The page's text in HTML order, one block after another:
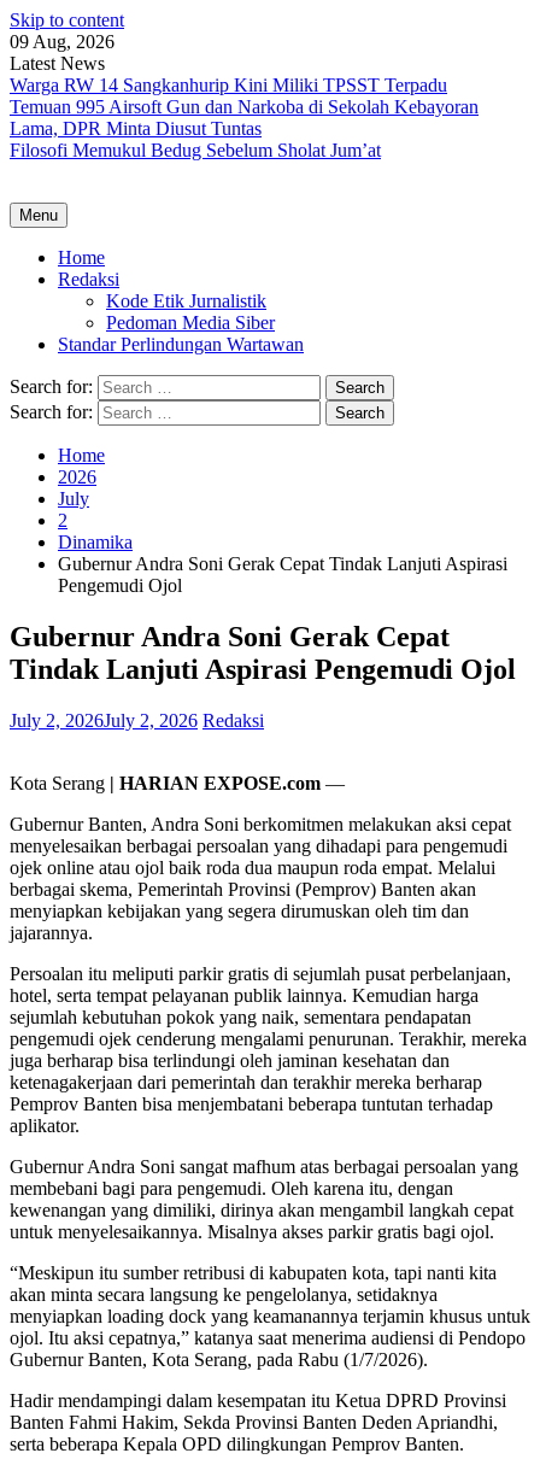
Skip to content
09 Aug, 2026
Latest News
Warga RW 14 Sangkanhurip Kini Miliki TPSST Terpadu
Temuan 995 Airsoft Gun dan Narkoba di Sekolah Kebayoran
Lama, DPR Minta Diusut Tuntas
Filosofi Memukul Bedug Sebelum Sholat Jum’at
Menu
Home
Redaksi
Kode Etik Jurnalistik
Pedoman Media Siber
Standar Perlindungan Wartawan
Search for:
Search for:
Home
2026
July
2
Dinamika
Gubernur Andra Soni Gerak Cepat Tindak Lanjuti Aspirasi
Pengemudi Ojol
Gubernur Andra Soni Gerak Cepat
Tindak Lanjuti Aspirasi Pengemudi Ojol
July 2, 2026July 2, 2026 Redaksi
Kota Serang | HARIAN EXPOSE.com —
Gubernur Banten, Andra Soni berkomitmen melakukan aksi cepat
menyelesaikan berbagai persoalan yang dihadapi para pengemudi
ojek online atau ojol baik roda dua maupun roda empat. Melalui
berbagai skema, Pemerintah Provinsi (Pemprov) Banten akan
menyiapkan kebijakan yang segera dirumuskan oleh tim dan
jajarannya.
Persoalan itu meliputi parkir gratis di sejumlah pusat perbelanjaan,
hotel, serta tempat pelayanan publik lainnya. Kemudian harga
sejumlah kebutuhan pokok yang naik, sementara pendapatan
pengemudi ojek cenderung mengalami penurunan. Terakhir, mereka
juga berharap bisa terlindungi oleh jaminan kesehatan dan
ketenagakerjaan dari pemerintah dan terakhir mereka berharap
Pemprov Banten bisa menjembatani beberapa tuntutan terhadap
aplikator.
Gubernur Andra Soni sangat mafhum atas berbagai persoalan yang
membebani bagi para pengemudi. Oleh karena itu, dengan
kewenangan yang dimiliki, dirinya akan mengambil langkah cepat
untuk menyelesaikannya. Misalnya akses parkir gratis bagi ojol.
“Meskipun itu sumber retribusi di kabupaten kota, tapi nanti kita
akan minta secara langsung ke pengelolanya, setidaknya
menyiapkan loading dock yang keamanannya terjamin khusus untuk
ojol. Itu aksi cepatnya,” katanya saat menerima audiensi di Pendopo
Gubernur Banten, Kota Serang, pada Rabu (1/7/2026).
Hadir mendampingi dalam kesempatan itu Ketua DPRD Provinsi
Banten Fahmi Hakim, Sekda Provinsi Banten Deden Apriandhi,
serta beberapa Kepala OPD dilingkungan Pemprov Banten.